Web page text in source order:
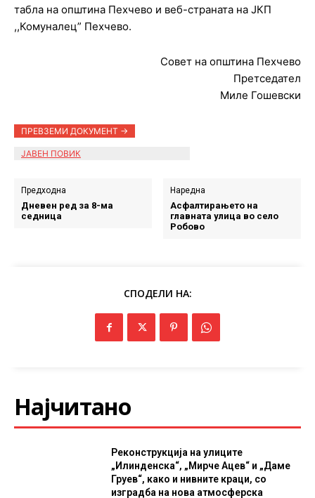
табла на општина Пехчево и веб-страната на ЈКП
,,Комуналец” Пехчево.
Совет на општина Пехчево
Претседател
Миле Гошевски
ПРЕВЗЕМИ ДОКУМЕНТ ->
ЈАВЕН ПОВИК
Предходна
Дневен ред за 8-ма
седница
Наредна
Асфалтирањето на
главната улица во село
Робово
СПОДЕЛИ НА:
Најчитано
Реконструкција на улиците
„Илинденска“, „Мирче Ацев“ и „Даме
Груев“, како и нивните краци, со
изградба на нова атмосферска